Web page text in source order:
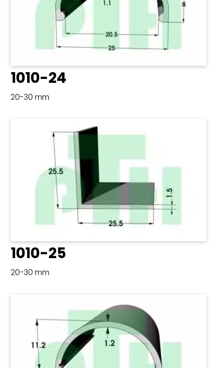
1010-24
20-30 mm
1010-25
20-30 mm